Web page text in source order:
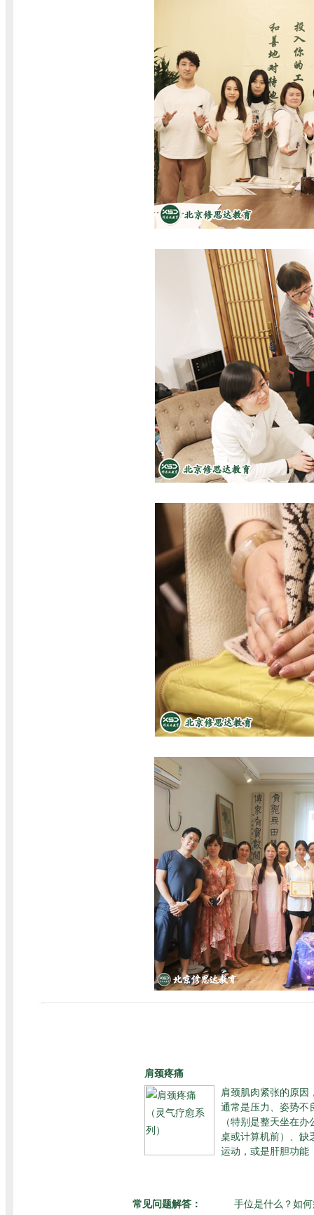
肩颈疼痛
肩颈肌肉紧张的原因
通常是压力、姿势不
（特别是整天坐在办
桌或计算机前）、缺
运动，或是肝胆功能
常见问题解答： 手位是什么？如